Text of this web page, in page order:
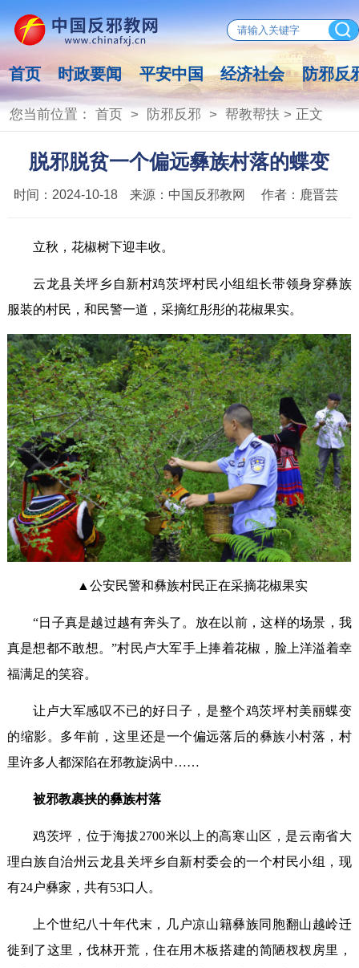
首页 时政要闻 平安中国 经济社会 防邪反
您当前位置： 首页> 防邪反邪 > 帮教帮扶 > 正文
脱邪脱贫一个偏远彝族村落的蝶变
时间： 2024-10-18 来源： 中国反邪教网 作者： 鹿晋芸
立秋，花椒树下迎丰收。
云龙县关坪乡自新村鸡茨坪村民小组组长带领身穿彝族
服装的村民，和民警一道，采摘红彤彤的花椒果实。
▲公安民警和彝族村民正在采摘花椒果实
“日子真是越过越有奔头了。放在以前，这样的场景，我
真是想都不敢想。”村民卢大军手上捧着花椒，脸上洋溢着幸
福满足的笑容。
让卢大军感叹不已的好日子，是整个鸡茨坪村美丽蝶变
的缩影。多年前，这里还是一个偏远落后的彝族小村落，村
里许多人都深陷在邪教旋涡中……
被邪教裹挟的彝族村落
鸡茨坪，位于海拔2700米以上的高寒山区，是云南省大
理白族自治州云龙县关坪乡自新村委会的一个村民小组，现
有24户彝家，共有53口人。
上个世纪八十年代末，几户凉山籍彝族同胞翻山越岭迁
徙到了这里，伐林开荒，住在用木板搭建的简陋杈杈房里，